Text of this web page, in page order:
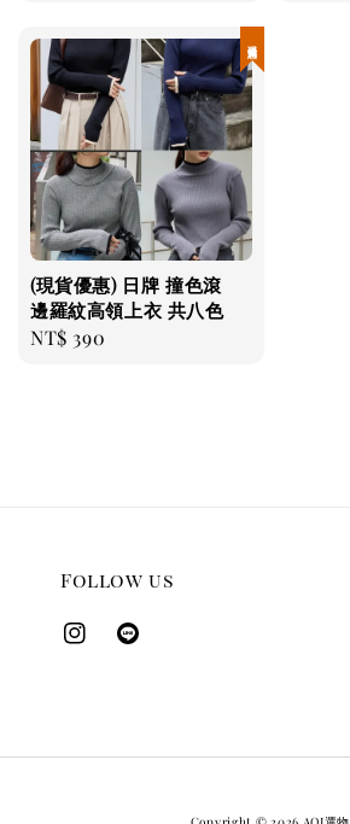
(現貨優惠) 日牌 撞色滾
邊羅紋高領上衣 共八色
Regular
NT$ 390
Follow us